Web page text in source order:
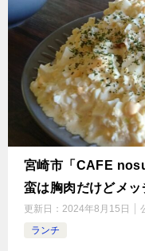
宮崎市「CAFE
蛮は胸肉だけどメ
更新日： 2024年8月15日
ランチ